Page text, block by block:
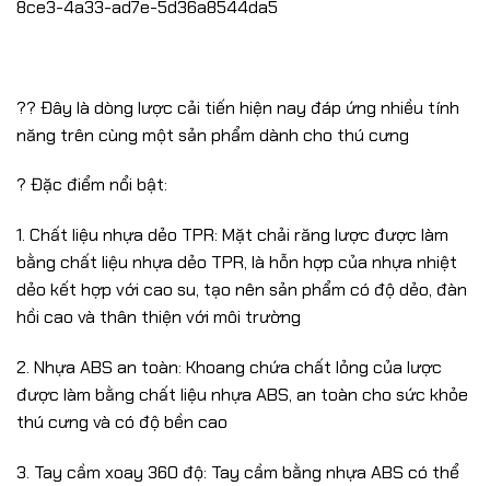
8ce3-4a33-ad7e-5d36a8544da5
?? Đây là dòng lược cải tiến hiện nay đáp ứng nhiều tính
năng trên cùng một sản phẩm dành cho thú cưng
? Đặc điểm nổi bật:
1. Chất liệu nhựa dẻo TPR: Mặt chải răng lược được làm
bằng chất liệu nhựa dẻo TPR, là hỗn hợp của nhựa nhiệt
dẻo kết hợp với cao su, tạo nên sản phẩm có độ dẻo, đàn
hồi cao và thân thiện với môi trường
2. Nhựa ABS an toàn: Khoang chứa chất lỏng của lược
được làm bằng chất liệu nhựa ABS, an toàn cho sức khỏe
thú cưng và có độ bền cao
3. Tay cầm xoay 360 độ: Tay cầm bằng nhựa ABS có thể